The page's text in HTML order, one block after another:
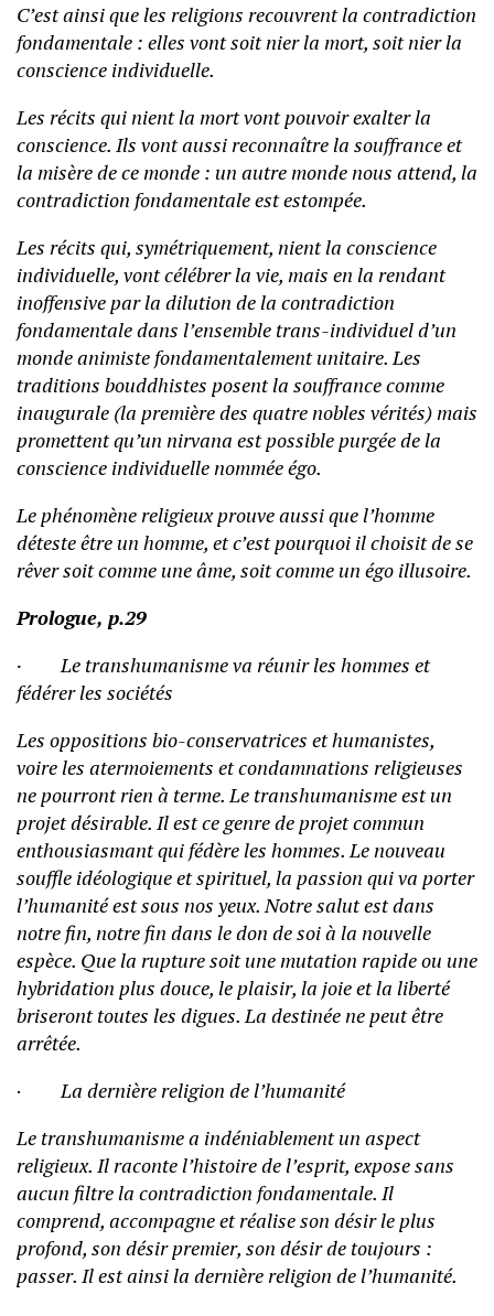
C’est ainsi que les religions recouvrent la contradiction
fondamentale : elles vont soit nier la mort, soit nier la
conscience individuelle.
Les récits qui nient la mort vont pouvoir exalter la
conscience. Ils vont aussi reconnaître la souffrance et
la misère de ce monde : un autre monde nous attend, la
contradiction fondamentale est estompée.
Les récits qui, symétriquement, nient la conscience
individuelle, vont célébrer la vie, mais en la rendant
inoffensive par la dilution de la contradiction
fondamentale dans l’ensemble trans-individuel d’un
monde animiste fondamentalement unitaire. Les
traditions bouddhistes posent la souffrance comme
inaugurale (la première des quatre nobles vérités) mais
promettent qu’un nirvana est possible purgée de la
conscience individuelle nommée égo.
Le phénomène religieux prouve aussi que l’homme
déteste être un homme, et c’est pourquoi il choisit de se
rêver soit comme une âme, soit comme un égo illusoire.
Prologue, p.29
· Le transhumanisme va réunir les hommes et
fédérer les sociétés
Les oppositions bio-conservatrices et humanistes,
voire les atermoiements et condamnations religieuses
ne pourront rien à terme. Le transhumanisme est un
projet désirable. Il est ce genre de projet commun
enthousiasmant qui fédère les hommes. Le nouveau
souffle idéologique et spirituel, la passion qui va porter
l’humanité est sous nos yeux. Notre salut est dans
notre fin, notre fin dans le don de soi à la nouvelle
espèce. Que la rupture soit une mutation rapide ou une
hybridation plus douce, le plaisir, la joie et la liberté
briseront toutes les digues. La destinée ne peut être
arrêtée.
·
La dernière religion de l’humanité
Le transhumanisme a indéniablement un aspect
religieux. Il raconte l’histoire de l’esprit, expose sans
aucun filtre la contradiction fondamentale. Il
comprend, accompagne et réalise son désir le plus
profond, son désir premier, son désir de toujours :
passer. Il est ainsi la dernière religion de l’humanité.